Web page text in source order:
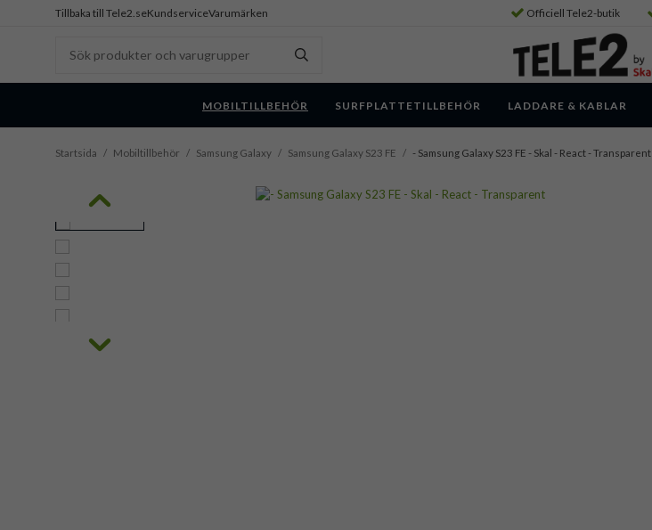
Tillbaka till Tele2.seKundserviceVarumärken Officiell Tele2-butik
MOBILTILLBEHÖR SURFPLATTETILLBEHÖR LADDARE & KABLAR
Startsida / Mobiltillbehör / Samsung Galaxy / Samsung Galaxy S23 FE / - Samsung Galaxy S23 FE - Skal - React - Transparent